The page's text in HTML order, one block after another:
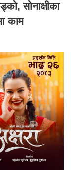
सोनाक्षीका
काम